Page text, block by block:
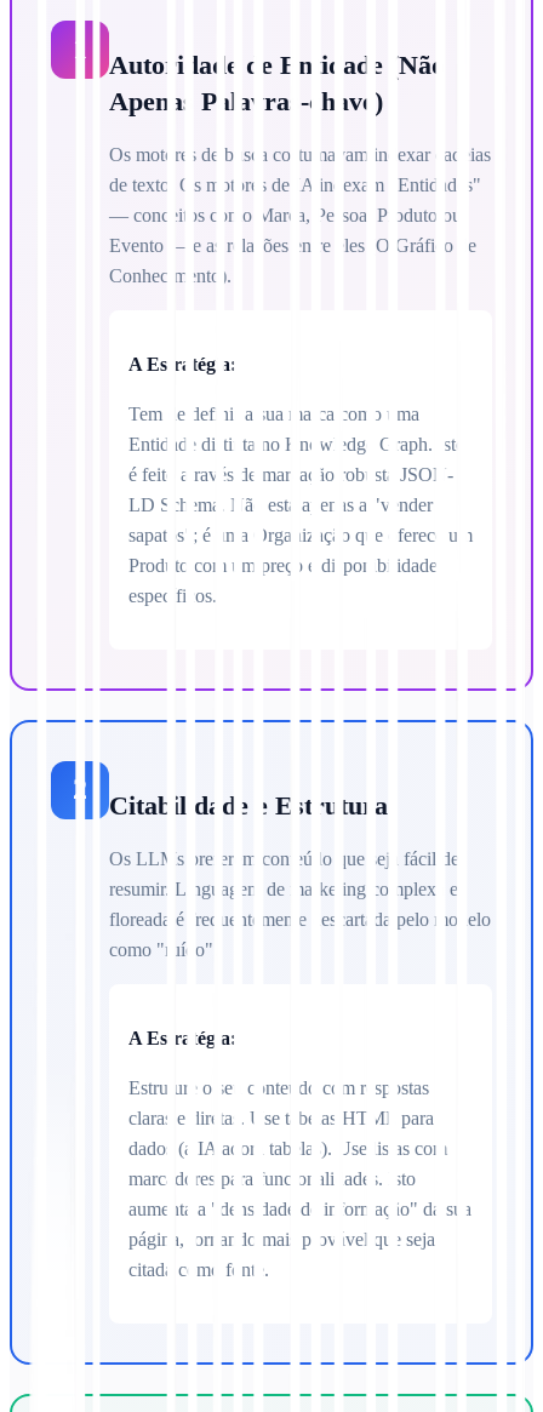
1
Autoridade de Entidade (Não
Apenas Palavras-chave)
Os motores de busca costumavam indexar cadeias
de texto. Os motores de IA indexam "Entidades"
— conceitos como Marca, Pessoa, Produto ou
Evento — e as relações entre eles (O Gráfico de
Conhecimento).
A Estratégia:
Tem de definir a sua marca como uma
Entidade distinta no Knowledge Graph. Isto
é feito através de marcação robusta JSON-
LD Schema. Não está apenas a "vender
sapatos"; é uma Organização que oferece um
Produto com um preço e disponibilidade
específicos.
2 Citabilidade e Estrutura
Os LLMs preferem conteúdo que seja fácil de
resumir. Linguagem de marketing complexa e
floreada é frequentemente descartada pelo modelo
como "ruído".
A Estratégia:
Estruture o seu conteúdo com respostas
claras e diretas. Use tabelas HTML para
dados (a IA adora tabelas). Use listas com
marcadores para funcionalidades. Isto
aumenta a "densidade de informação" da sua
página, tornando mais provável que seja
citada como fonte.